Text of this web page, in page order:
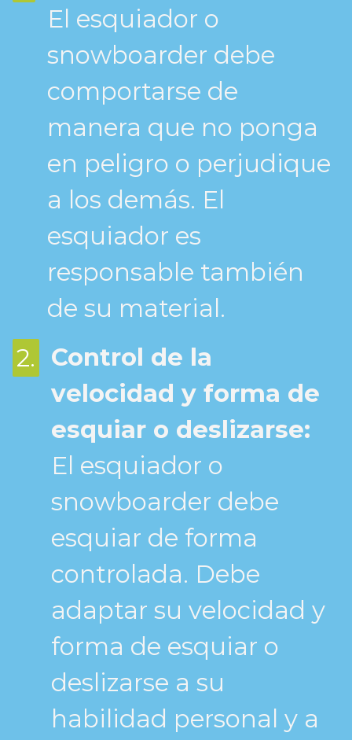
El esquiador o
snowboarder debe
comportarse de
manera que no ponga
en peligro o perjudique
a los demás. El
esquiador es
responsable también
de su material.
2.
Control de la
velocidad y forma de
esquiar o deslizarse:
El esquiador o
snowboarder debe
esquiar de forma
controlada. Debe
adaptar su velocidad y
forma de esquiar o
deslizarse a su
habilidad personal y a